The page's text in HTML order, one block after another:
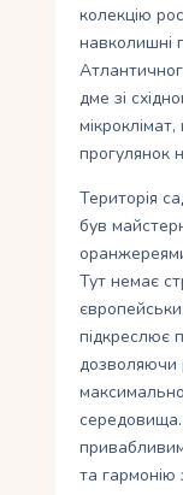
колекцію
навколишні
дме зі
прогулянок
Територія
був
Тут немає
підкреслює
дозволяючи
та